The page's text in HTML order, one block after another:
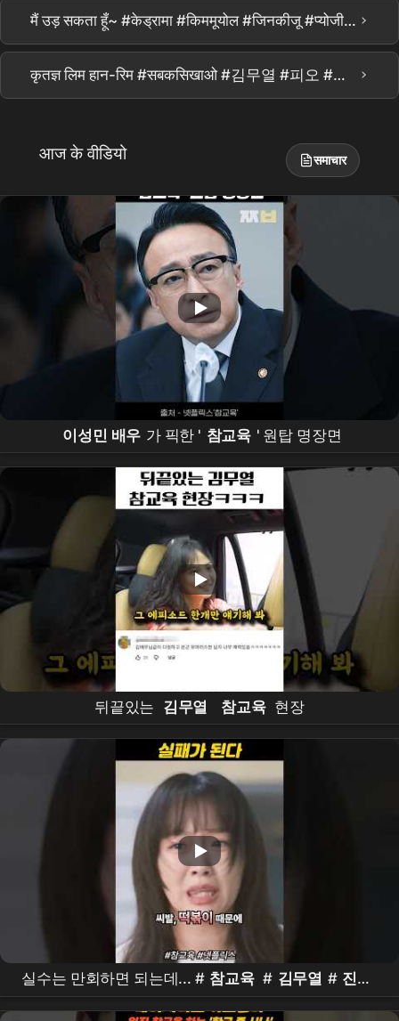
मैं उड़ सकता हूँ~ #केड्रामा #किममूयोल #जिनकीजू #प्योजीहून #लीसंगमिन #सच्चीशिक्षाड्रामा #Netflix ›
कृतज्ञ लिम हान-रिम #सबकसिखाओ #김무열 #피오 #표지훈 #진기주 #वेबड्रामा #kdrama #teachyoualesson #kimmuyeol ›
आज के वीडियो समाचार
이성민 배우 가 픽한 ' 참교육 ' 원탑 명장면
뒤끝있는 김무열 참교육 현장
실수는 만회하면 되는데... # 참교육 # 김무열 # 진기
주 #koreandrama #kdrama